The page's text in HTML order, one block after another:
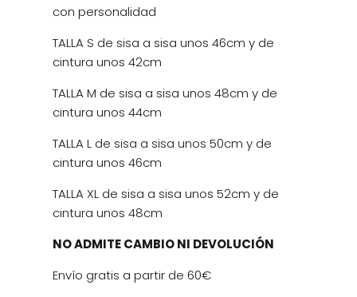
con personalidad
TALLA S de sisa a sisa unos 46cm y de
cintura unos 42cm
TALLA M de sisa a sisa unos 48cm y de
cintura unos 44cm
TALLA L de sisa a sisa unos 50cm y de
cintura unos 46cm
TALLA XL de sisa a sisa unos 52cm y de
cintura unos 48cm
NO ADMITE CAMBIO NI DEVOLUCIÓN
Envío gratis a partir de 60€